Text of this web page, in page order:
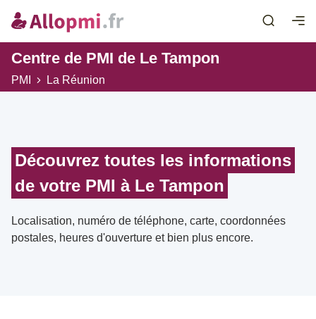
Centre de PMI de Le Tampon
PMI La Réunion
Découvrez toutes les informations
de votre PMI à Le Tampon
Localisation, numéro de téléphone, carte, coordonnées
postales, heures d'ouverture et bien plus encore.